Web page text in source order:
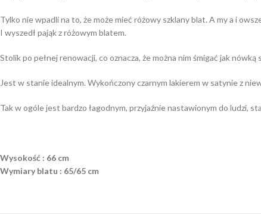
Tylko nie wpadli na to, że może mieć różowy szklany blat. A my a i
I wyszedł pająk z różowym blatem.
Stolik po pełnej renowacji, co oznacza, że można nim śmigać jak nówką
Jest w stanie idealnym. Wykończony czarnym lakierem w satynie z
Tak w ogóle jest bardzo łagodnym, przyjaźnie nastawionym do ludzi,
Wysokość : 66 cm
Wymiary blatu : 65/65 cm